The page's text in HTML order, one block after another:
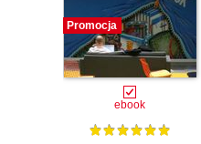
Promocja
ebook